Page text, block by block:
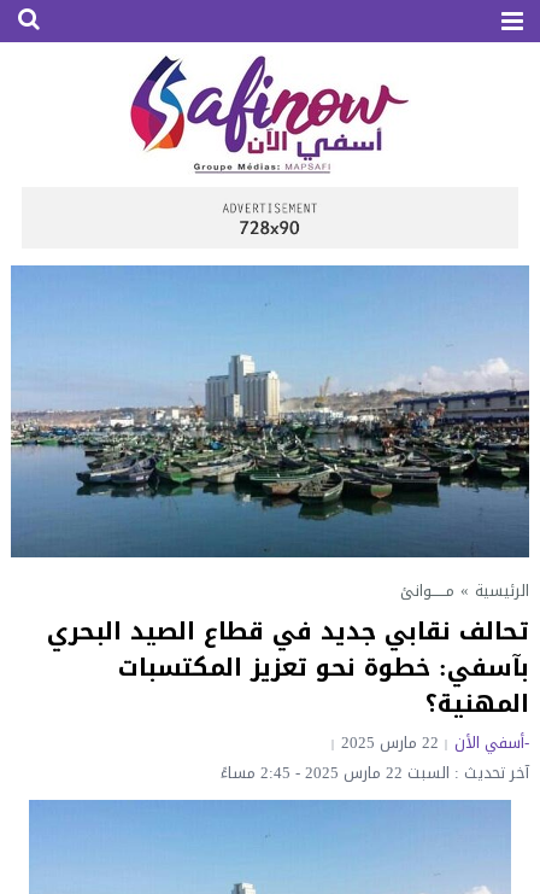
الرئيسية » مــــــوانئ
تحالف نقابي جديد في قطاع الصيد البحري
بآسفي: خطوة نحو تعزيز المكتسبات
المهنية؟
-أسفي الأن 22 مارس 2025
آخر تحديث : السبت 22 مارس 2025 - 2:45 مساءً